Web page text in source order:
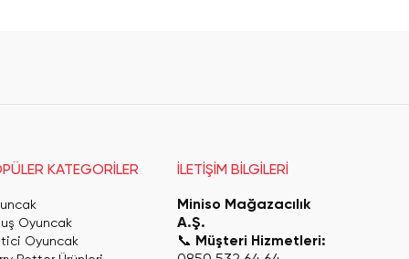
KATEGORİLER
Oyuncak
Oyuncak
İLETİŞİM BİLGİLERİ
Miniso Mağazacılık
A.Ş.
📞 Müşteri Hizmetleri: